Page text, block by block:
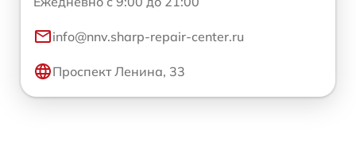
info@nnv.sharp-repair-center.ru
Проспект Ленина, 33